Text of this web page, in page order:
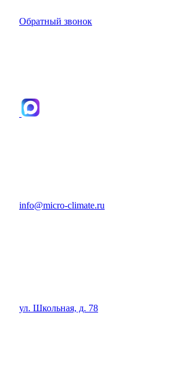
Обратный звонок
info@micro-climate.ru
ул. Школьная, д. 78